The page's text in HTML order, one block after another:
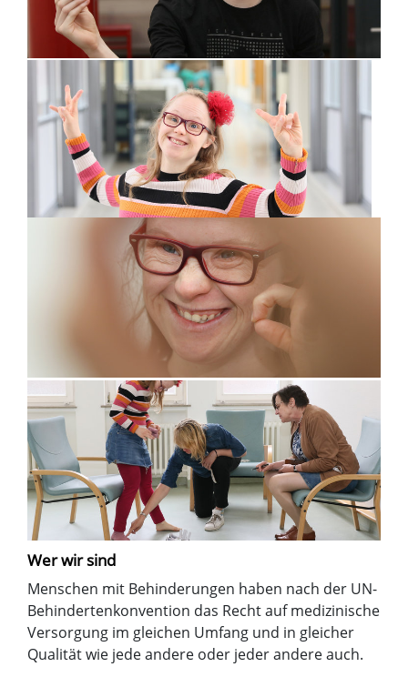
Wer wir sind
Menschen mit Behinderungen haben nach der UN-
Behindertenkonvention das Recht auf medizinische
Versorgung im gleichen Umfang und in gleicher
Qualität wie jede andere oder jeder andere auch.